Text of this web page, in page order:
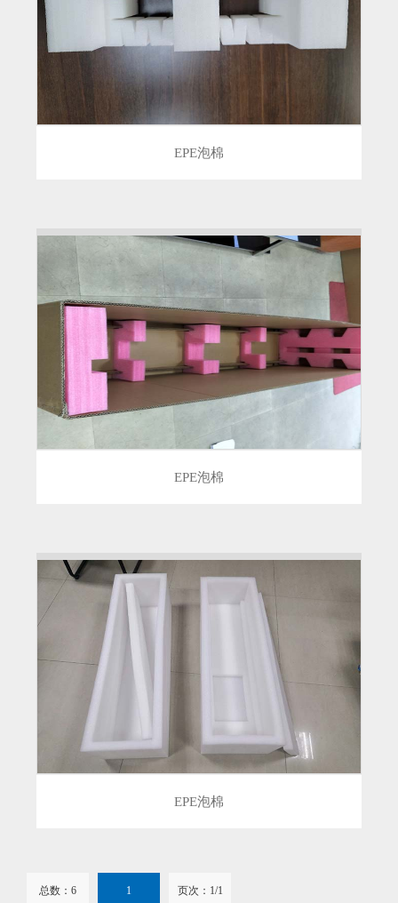
EPE泡棉
EPE泡棉
EPE泡棉
总数：6 1 页次：1/1